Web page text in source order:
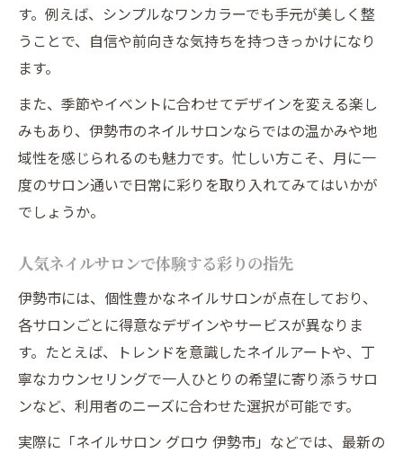
自分らしいネイルデザインの見つけ方
伊勢市で叶うオーダーメイドネイルの魅力
季節やTPOに合うネイルの選び方を解説
ジェルやフィルイン対応のサロン活用術
す。例えば、シンプルなワンカラーでも手元が美しく整
うことで、自信や前向きな気持ちを持つきっかけになり
ます。
また、季節やイベントに合わせてデザインを変える楽し
みもあり、伊勢市のネイルサロンならではの温かみや地
域性を感じられるのも魅力です。忙しい方こそ、月に一
度のサロン通いで日常に彩りを取り入れてみてはいかが
でしょうか。
人気ネイルサロンで体験する彩りの指先
伊勢市には、個性豊かなネイルサロンが点在しており、
各サロンごとに得意なデザインやサービスが異なりま
す。たとえば、トレンドを意識したネイルアートや、丁
寧なカウンセリングで一人ひとりの希望に寄り添うサロ
ンなど、利用者のニーズに合わせた選択が可能です。
実際に「ネイルサロン グロウ 伊勢市」などでは、最新の